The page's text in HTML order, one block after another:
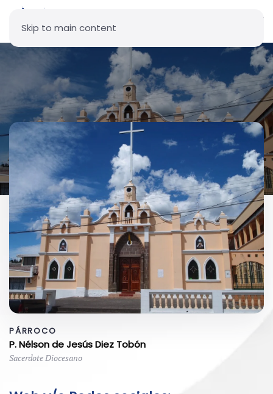
Skip to main content
Parroquia San Juan
(Cotogchoa)
PÁRROCO
P. Nélson de Jesús Diez Tobón
Sacerdote Diocesano